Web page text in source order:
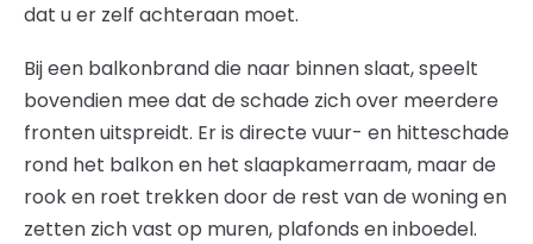
dat u er zelf achteraan moet.
Bij een balkonbrand die naar binnen slaat, speelt
bovendien mee dat de schade zich over meerdere
fronten uitspreidt. Er is directe vuur- en hitteschade
rond het balkon en het slaapkamerraam, maar de
rook en roet trekken door de rest van de woning en
zetten zich vast op muren, plafonds en inboedel.